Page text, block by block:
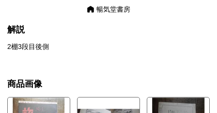
暢気堂書房
解説
2棚3段目後側
商品画像